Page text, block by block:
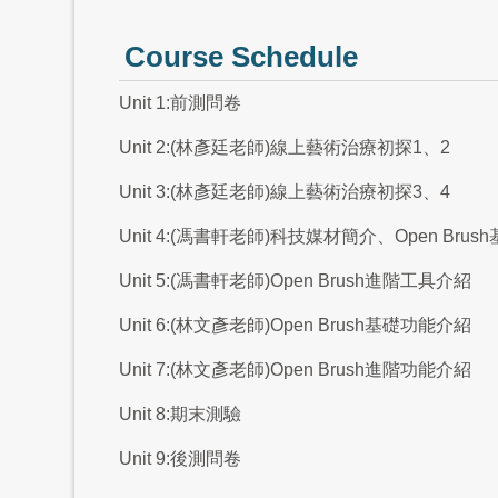
Course Schedule
Unit 1:前測問卷
Unit 2:(林彥廷老師)線上藝術治療初探1、2
Unit 3:(林彥廷老師)線上藝術治療初探3、4
Unit 4:(馮書軒老師)科技媒材簡介、Open Brush
Unit 5:(馮書軒老師)Open Brush進階工具介紹
Unit 6:(林文彥老師)Open Brush基礎功能介紹
Unit 7:(林文彥老師)Open Brush進階功能介紹
Unit 8:期末測驗
Unit 9:後測問卷